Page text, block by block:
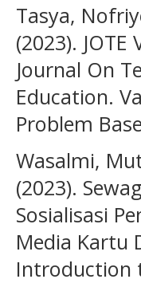
Tasya,
(2023).
Journal On
Education.
Problem
Wasalmi,
(2023).
Sosialisasi
Media Kartu
Introduction